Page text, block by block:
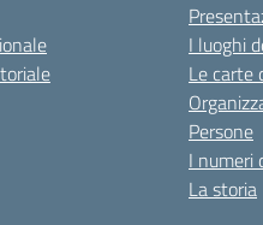
I luoghi
Le carte
Persone
I numeri
La storia